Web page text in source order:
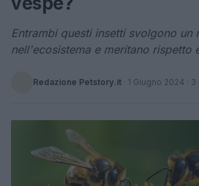
Entrambi questi insetti svolgono un
nell'ecosistema e meritano rispetto
Redazione Petstory.it · 1 Giugno 2024 ·